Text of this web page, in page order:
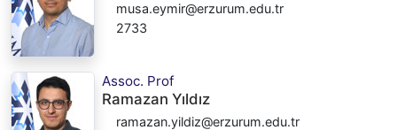
musa.eymir@erzurum.edu.tr
2733
Assoc. Prof
Ramazan Yıldız
ramazan.yildiz@erzurum.edu.tr